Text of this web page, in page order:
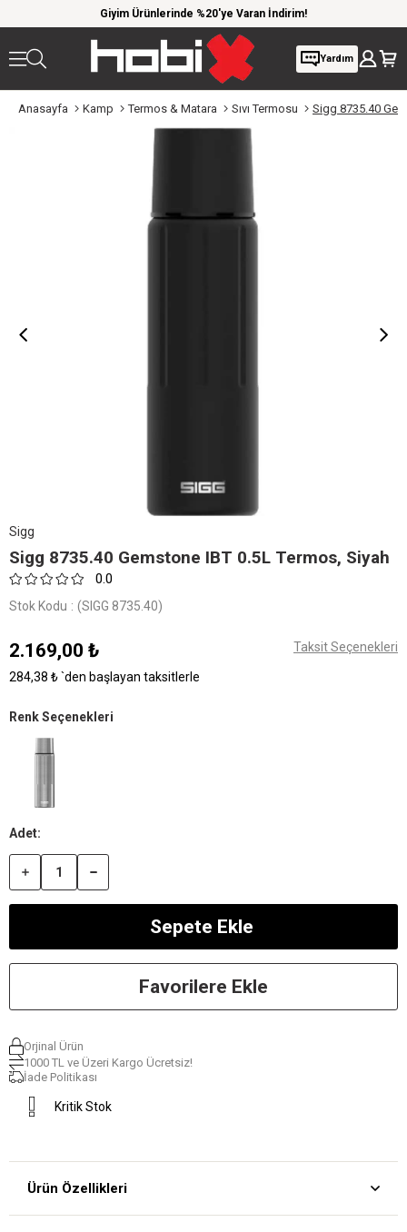
Giyim Ürünlerinde %20'ye Varan İndirim!
Yardım
Anasayfa Kamp Termos & Matara Sıvı Termosu Sigg 8735.40
Sigg
Sigg 8735.40 Gemstone IBT 0.5L Termos, Siyah
0.0
Stok Kodu (SIGG 8735.40)
2.169,00 ₺ Taksit Seçenekleri
284,38 ₺`den başlayan taksitlerle
Renk Seçenekleri
Favorilere Ekle
Orjinal Ürün
1000 TL ve Üzeri Kargo Ücretsiz!
İade Politikası
Kritik Stok
Ürün Özellikleri